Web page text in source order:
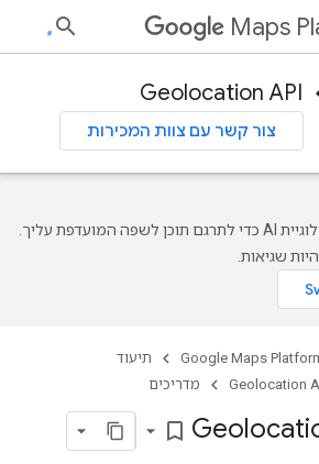
Maps
Geolocation API
צור קשר עם צוות המכירות
‫Google משתמשת בטכנולוגיית AI כדי לתרגם תוכן לשפה המועדפת עליך.
שגיאות.
Google Maps
תיעוד
Geolocation מדריכים
bookmark_border